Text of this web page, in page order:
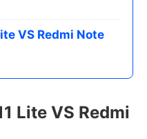
VS Redmi Note
Lite VS Redmi